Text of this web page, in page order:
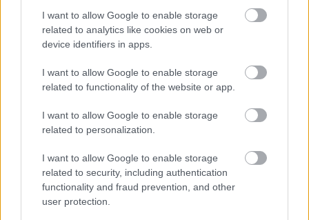
I want to allow Google to enable storage
related to analytics like cookies on web or
device identifiers in apps.
I want to allow Google to enable storage
related to functionality of the website or app.
I want to allow Google to enable storage
related to personalization.
I want to allow Google to enable storage
related to security, including authentication
functionality and fraud prevention, and other
user protection.
Móresre tanítjuk a Detroitot elözönlő bűnözőket és a Japán
ellen inváziót indító mongolokat.